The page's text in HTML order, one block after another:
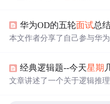
同时指出小作业和项目细节
思路要对，具备编程能力和热
华为OD的五轮面试总
本文作者分享了自己参与华
库、Spring原理、分布式、
格测评的重要性。作者认为
经典逻辑题--今天星期
文章讲述了一个关于逻辑推